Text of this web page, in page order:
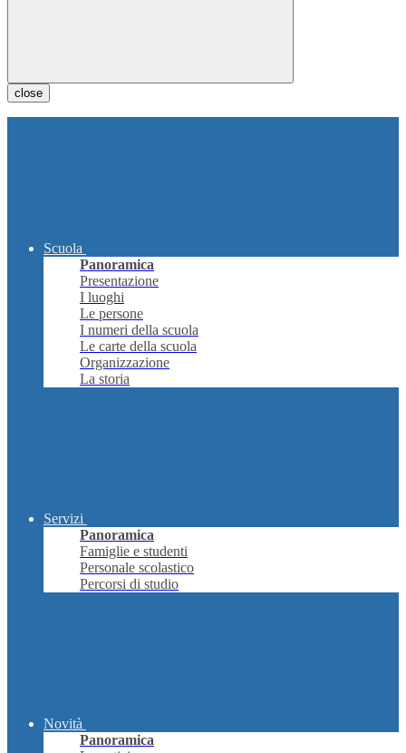
close
Scuola
Panoramica
Presentazione
I luoghi
Le persone
I numeri della scuola
Le carte della scuola
Organizzazione
La storia
Servizi
Panoramica
Famiglie e studenti
Personale scolastico
Percorsi di studio
Novità
Panoramica